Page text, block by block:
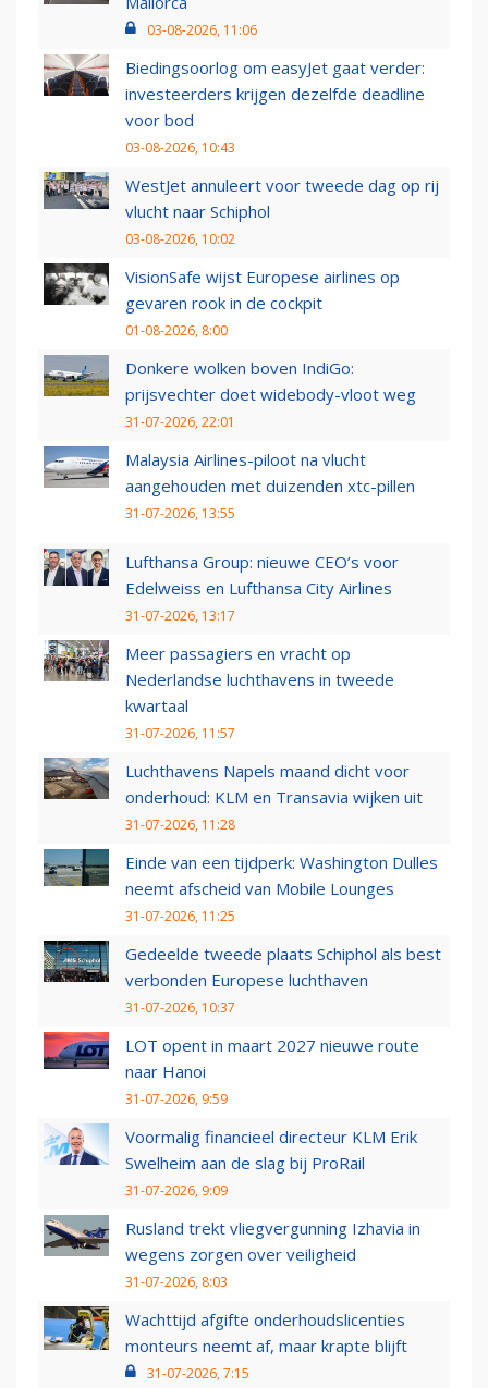
03-08-2026, 11:06
Biedingsoorlog om easyJet gaat verder:
investeerders krijgen dezelfde deadline
voor bod
03-08-2026, 10:43
WestJet annuleert voor tweede dag op rij
vlucht naar Schiphol
03-08-2026, 10:02
VisionSafe wijst Europese airlines op
gevaren rook in de cockpit
01-08-2026, 8:00
Donkere wolken boven IndiGo:
prijsvechter doet widebody-vloot weg
31-07-2026, 22:01
Malaysia Airlines-piloot na vlucht
aangehouden met duizenden xtc-pillen
31-07-2026, 13:55
Lufthansa Group: nieuwe CEO’s voor
Edelweiss en Lufthansa City Airlines
31-07-2026, 13:17
Meer passagiers en vracht op
Nederlandse luchthavens in tweede
kwartaal
31-07-2026, 11:57
Luchthavens Napels maand dicht voor
onderhoud: KLM en Transavia wijken uit
31-07-2026, 11:28
Einde van een tijdperk: Washington Dulles
neemt afscheid van Mobile Lounges
31-07-2026, 11:25
Gedeelde tweede plaats Schiphol als best
verbonden Europese luchthaven
31-07-2026, 10:37
LOT opent in maart 2027 nieuwe route
naar Hanoi
31-07-2026, 9:59
Voormalig financieel directeur KLM Erik
Swelheim aan de slag bij ProRail
31-07-2026, 9:09
Rusland trekt vliegvergunning Izhavia in
wegens zorgen over veiligheid
31-07-2026, 8:03
Wachttijd afgifte onderhoudslicenties
monteurs neemt af, maar krapte blijft
31-07-2026, 7:15